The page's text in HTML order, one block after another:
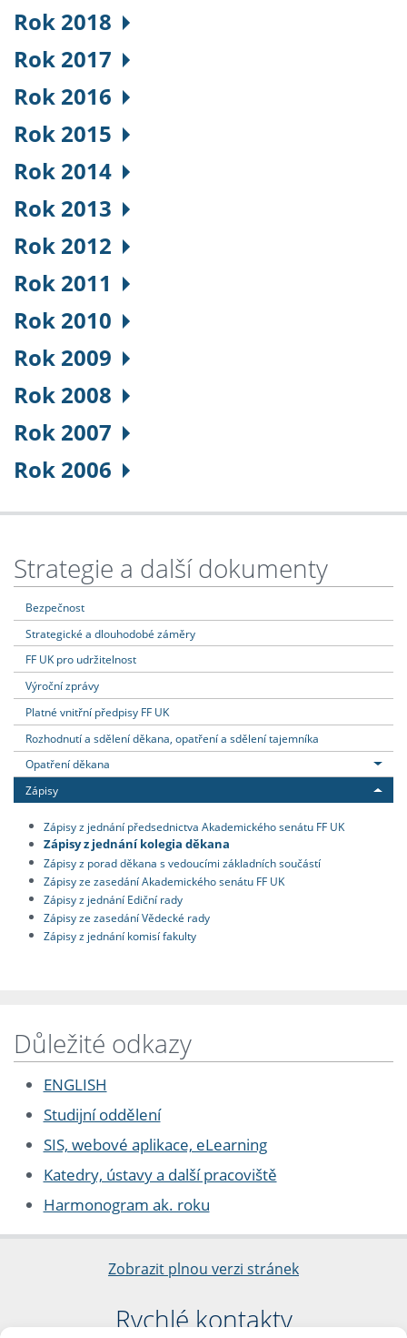
Rok 2018
Rok 2017
Rok 2016
Rok 2015
Rok 2014
Rok 2013
Rok 2012
Rok 2011
Rok 2010
Rok 2009
Rok 2008
Rok 2007
Rok 2006
Strategie a další dokumenty
Bezpečnost
Strategické a dlouhodobé záměry
FF UK pro udržitelnost
Výroční zprávy
Platné vnitřní předpisy FF UK
Rozhodnutí a sdělení děkana, opatření a sdělení tajemníka
Opatření děkana
Zápisy
Zápisy z jednání předsednictva Akademického senátu FF UK
Zápisy z jednání kolegia děkana
Zápisy z porad děkana s vedoucími základních součástí
Zápisy ze zasedání Akademického senátu FF UK
Zápisy z jednání Ediční rady
Zápisy ze zasedání Vědecké rady
Zápisy z jednání komisí fakulty
Důležité odkazy
ENGLISH
Studijní oddělení
SIS, webové aplikace, eLearning
Katedry, ústavy a další pracoviště
Harmonogram ak. roku
Zobrazit plnou verzi stránek
Rychlé kontakty